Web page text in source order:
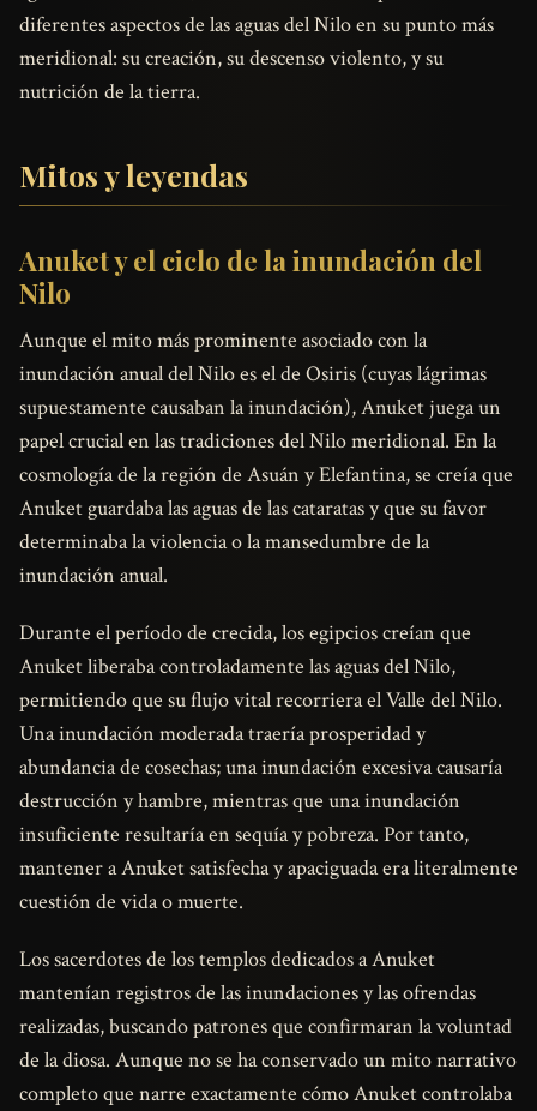
diferentes aspectos de las aguas del Nilo en su punto más
meridional: su creación, su descenso violento, y su
nutrición de la tierra.
Mitos y leyendas
Anuket y el ciclo de la inundación del
Nilo
Aunque el mito más prominente asociado con la
inundación anual del Nilo es el de Osiris (cuyas lágrimas
supuestamente causaban la inundación), Anuket juega un
papel crucial en las tradiciones del Nilo meridional. En la
cosmología de la región de Asuán y Elefantina, se creía que
Anuket guardaba las aguas de las cataratas y que su favor
determinaba la violencia o la mansedumbre de la
inundación anual.
Durante el período de crecida, los egipcios creían que
Anuket liberaba controladamente las aguas del Nilo,
permitiendo que su flujo vital recorriera el Valle del Nilo.
Una inundación moderada traería prosperidad y
abundancia de cosechas; una inundación excesiva causaría
destrucción y hambre, mientras que una inundación
insuficiente resultaría en sequía y pobreza. Por tanto,
mantener a Anuket satisfecha y apaciguada era literalmente
cuestión de vida o muerte.
Los sacerdotes de los templos dedicados a Anuket
mantenían registros de las inundaciones y las ofrendas
realizadas, buscando patrones que confirmaran la voluntad
de la diosa. Aunque no se ha conservado un mito narrativo
completo que narre exactamente cómo Anuket controlaba